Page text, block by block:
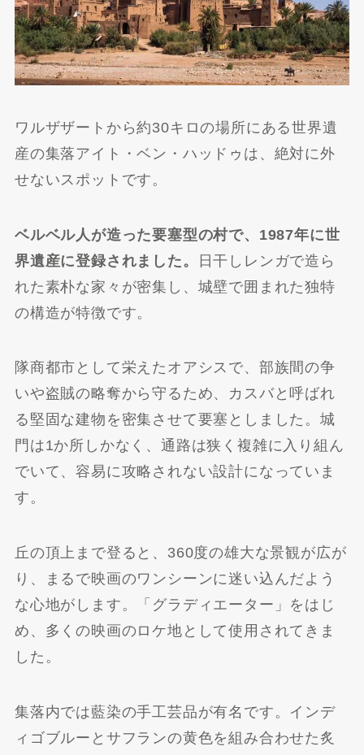
ワルザザートから約30キロの場所にある世界遺
産の集落アイト・ベン・ハッドゥは、絶対に外
せないスポットです。
ベルベル人が造った要塞型の村で、1987年に世
界遺産に登録されました。
日干しレンガで造ら
れた素朴な家々が密集し、城壁で囲まれた独特
の構造が特徴です。
隊商都市として栄えたオアシスで、部族間の争
いや盗賊の略奪から守るため、カスバと呼ばれ
る堅固な建物を密集させて要塞としました。城
門は1か所しかなく、通路は狭く複雑に入り組ん
でいて、容易に攻略されない設計になっていま
す。
丘の頂上まで登ると、360度の雄大な景観が広が
り、まるで映画のワンシーンに迷い込んだよう
な心地がします。「グラディエーター」をはじ
め、多くの映画のロケ地として使用されてきま
した。
集落内では藍染の手工芸品が有名です。インデ
ィゴブルーとサフランの黄色を組み合わせた炙